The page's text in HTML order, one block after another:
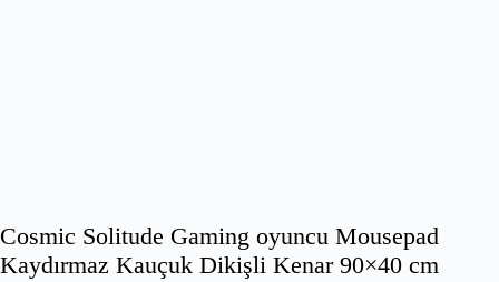
Cosmic Solitude Gaming oyuncu Mousepad
Kaydırmaz Kauçuk Dikişli Kenar 90×40 cm